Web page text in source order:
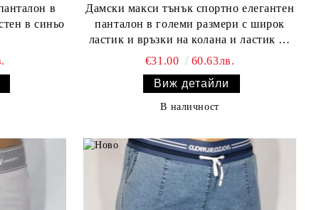
Дамски макси тънък спортно елегантен
панталон в големи размери с широк
ластик и връзки на колана и ластик на
€31.00
60.63лв.
Виж детайли
В наличност